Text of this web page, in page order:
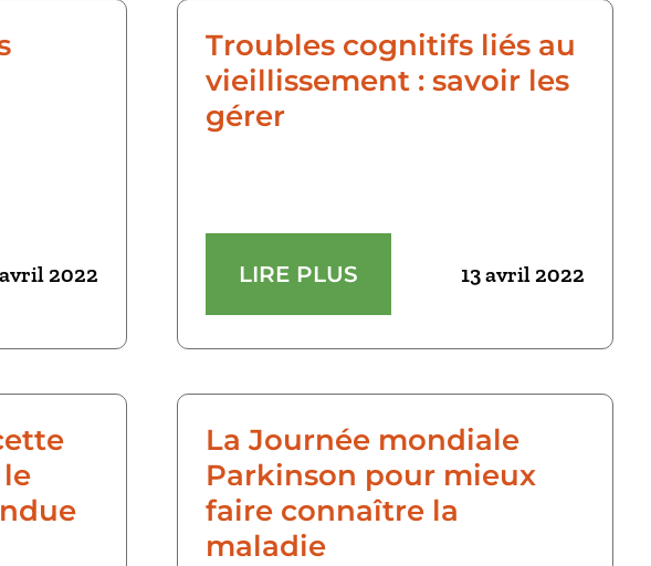
2022
Troubles cognitifs liés au
vieillissement : savoir les
gérer
LIRE PLUS 13 avril 2022
La Journée mondiale
Parkinson pour mieux
faire connaître la
maladie